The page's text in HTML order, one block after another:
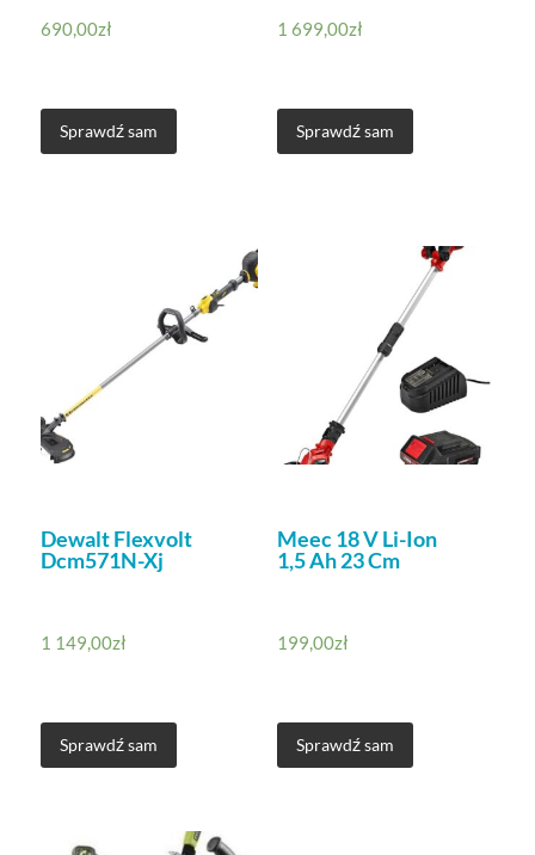
690,00zł
Sprawdź sam
1 699,00zł
Sprawdź sam
Dewalt Flexvolt
Dcm571N-Xj
1 149,00zł
Sprawdź sam
Meec 18 V Li-Ion
1,5 Ah 23 Cm
199,00zł
Sprawdź sam